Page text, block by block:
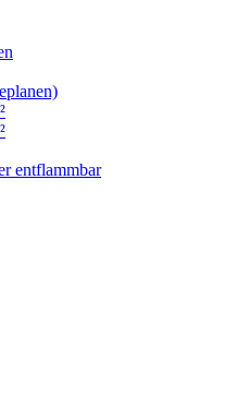
entflammbar